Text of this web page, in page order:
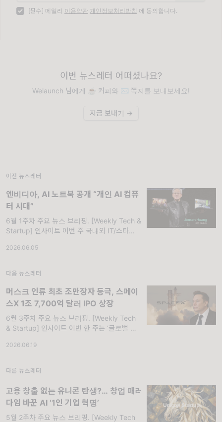
[필수] 메일리 이용약관 개인정보처리방침 에 동의합니다.
이번 뉴스레터 어떠셨나요?
Welaunch 님에게 ☕️ 커피와 ✉️ 쪽지를 보내보세요!
지금 보내기 →
이전 뉴스레터
엔비디아, AI 노트북 공개 “개인 AI 컴퓨
터 시대”
6월 1주차 주요 뉴스 브리핑. [Weekly Tech &
Startup] 인사이트 이번 주 국내외 IT/스타트
인프라 확장과 함께 물리적 환경(물류, 국방, 드
2026.06.05
다음 뉴스레터
머스크 인류 최초 조만장자 등극, 스페이
스X 1조 7,700억 달러 IPO 상장
6월 3주차 주요 뉴스 브리핑. [Weekly Tech
& Startup] 인사이트 이번 한 주는 ‘글로벌 AI
의 일상 밀착형 기능 고도화가 시장을 주도했습
2026.06.19
다른 뉴스레터
고용 창출 없는 유니콘 탄생?… 창업 패러
다임 바꾼 AI ‘1인 기업 혁명’
5월 2주차 주요 뉴스 브리핑. [Weekly Tech